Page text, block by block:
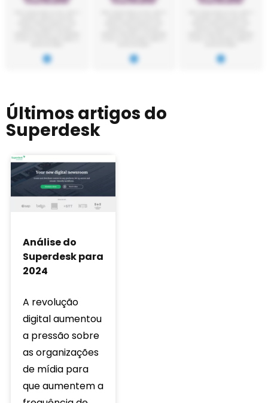
Últimos artigos do
Superdesk
Análise do
Superdesk para
2024
A revolução
digital aumentou
a pressão sobre
as organizações
de mídia para
que aumentem a